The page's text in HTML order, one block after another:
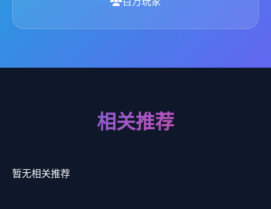
相关推荐
暂无相关推荐